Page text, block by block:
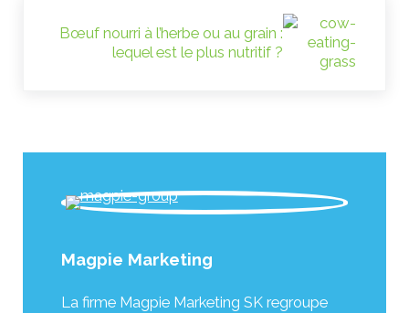
Bœuf nourri à l’herbe ou au grain :
lequel est le plus nutritif ?
Magpie Marketing
La firme Magpie Marketing SK regroupe